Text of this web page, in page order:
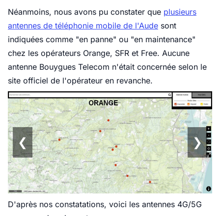
Néanmoins, nous avons pu constater que plusieurs
antennes de téléphonie mobile de l'Aude sont
indiquées comme "en panne" ou "en maintenance"
chez les opérateurs Orange, SFR et Free. Aucune
antenne Bouygues Telecom n'était concernée selon le
site officiel de l'opérateur en revanche.
❮ ❯
D'après nos constatations, voici les antennes 4G/5G